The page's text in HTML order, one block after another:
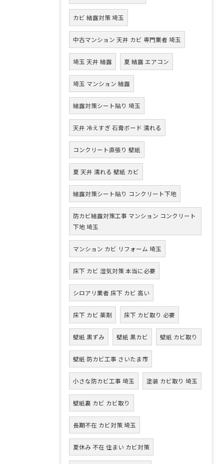
カビ 結露対策 埼玉
中古マンション 天井 カビ 専門業者 埼玉
埼玉 天井 結露 夏 結露 エアコン
埼玉 マンション 結露
結露対策シート貼り 埼玉
天井 冷えすぎ 石膏ボード 濡れる
コンクリート直張り 壁紙
夏 天井 濡れる 壁紙 カビ
結露対策シート貼り コンクリート下地
防カビ結露対策工事 マンション コンクリート
下地 埼玉
マンション カビ リフォーム 埼玉
床下 カビ 湿気対策 本当に必要
シロアリ業者 床下 カビ 高い
床下 カビ 薬剤 床下 カビ取り 必要
壁紙 黒ずみ 壁紙 黒カビ 壁紙 カビ取り
壁紙 防カビ工事 さいたま市
小さな防カビ工事 埼玉 塗装 カビ取り 埼玉
壁紙裏 カビ カビ取り
長期不在 カビ対策 埼玉
夏休み 不在 住まい カビ対策